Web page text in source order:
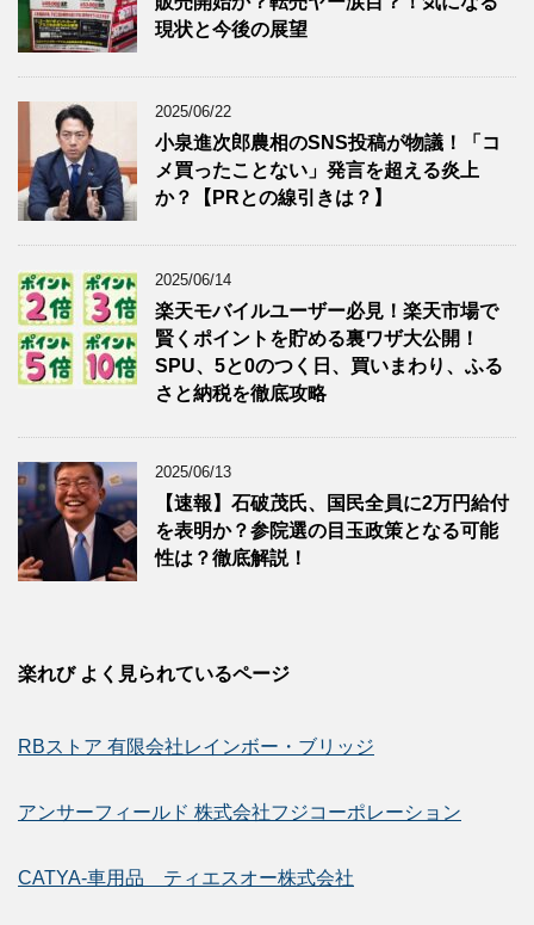
現状と今後の展望
2025/06/22
小泉進次郎農相のSNS投稿が物議！「コ
メ買ったことない」発言を超える炎上
か？【PRとの線引きは？】
2025/06/14
楽天モバイルユーザー必見！楽天市場で
賢くポイントを貯める裏ワザ大公開！
SPU、5と0のつく日、買いまわり、ふる
さと納税を徹底攻略
2025/06/13
【速報】石破茂氏、国民全員に2万円給付
を表明か？参院選の目玉政策となる可能
性は？徹底解説！
楽れび よく見られているページ
RBストア 有限会社レインボー・ブリッジ
アンサーフィールド 株式会社フジコーポレーション
CATYA-車用品 ティエスオー株式会社